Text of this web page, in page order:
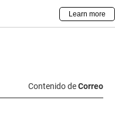
Contenido deCorreo